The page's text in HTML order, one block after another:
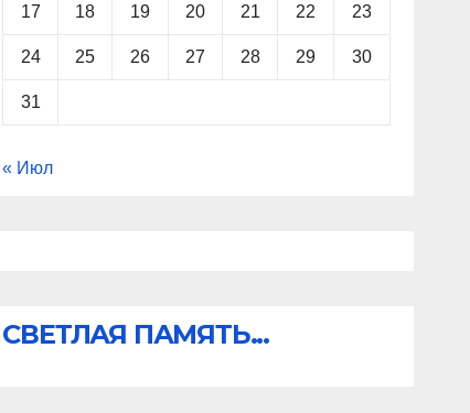
17 18 19 20 21 22 23
24 25 26 27 28 29 30
31
« Июл
СВЕТЛАЯ ПАМЯТЬ...